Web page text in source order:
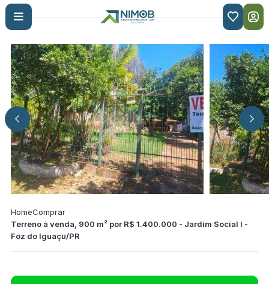

HomeComprar
Terreno à venda, 900 m² por R$ 1.400.000 - Jardim Social I -
Foz do Iguaçu/PR